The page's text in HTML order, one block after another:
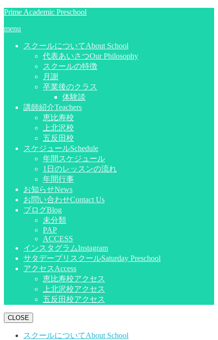
Prime Academic Preschool
menu
スクールについてAbout School
代表あいさつOur Philosophy
スクールの特徴
月謝
卒業後のクラス
体験談
講師紹介Teachers
恵比寿校
上北沢校
五反田校
スケジュールSchedule
年間スケジュール
1日のレッスンの流れ
年間行事
お知らせNews
お問い合わせContact Us
ブログBlog
未分類
PAP
ACCESS
インスタグラムInstagram
サタデープリスクールSaturday Preschool
アクセスAccess
恵比寿校アクセス
上北沢校アクセス
五反田校アクセス
CLOSE
スクールについてAbout School